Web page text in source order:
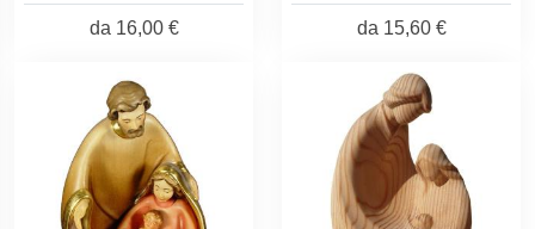
da 16,00 €
da 15,60 €